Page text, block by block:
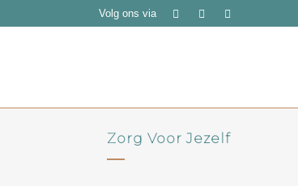
Volg ons via
Zorg Voor Jezelf